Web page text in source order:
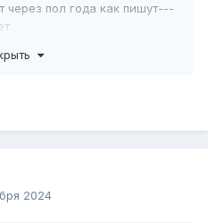
через пол года как пишут---
2024